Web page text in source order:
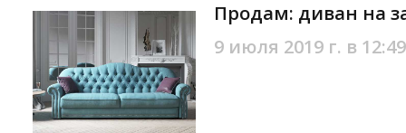
Продам: диван на
9 июля 2019 г. в 12:49